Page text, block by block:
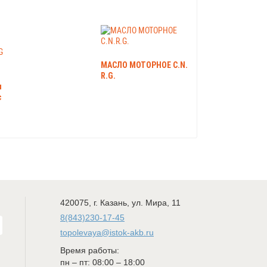
МАСЛО МОТОРНОЕ C.N.
R.G.
420075 г. Казань ул. Мира, 11
8(843)230-17-45
topolevaya@istok-akb.ru
Время работы:
пн – пт: 08:00 – 18:00